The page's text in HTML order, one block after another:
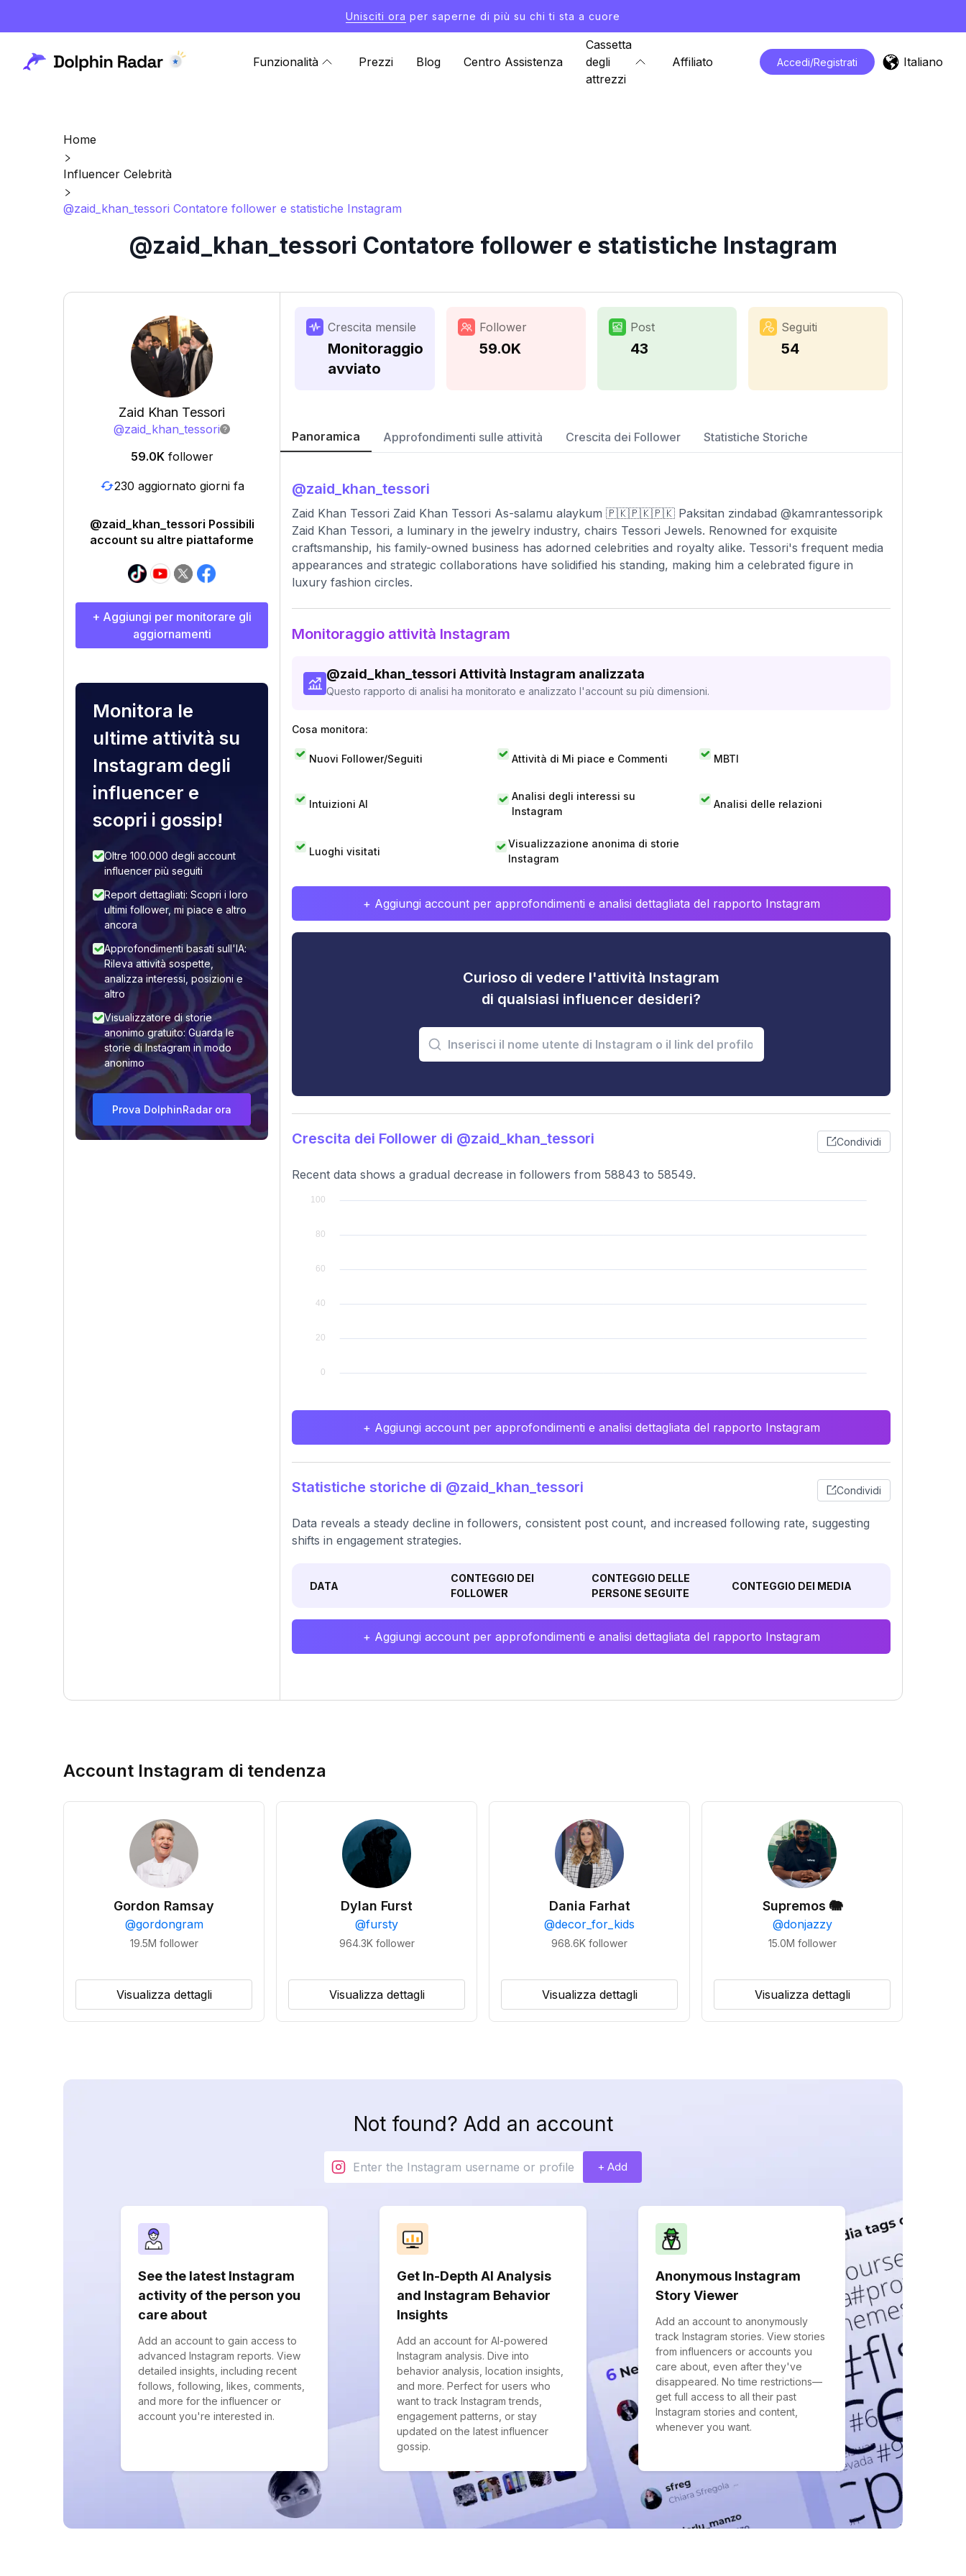
Unisciti ora per saperne di più su chi ti sta a cuore
Funzionalità Prezzi Blog Centro Assistenza
Cassetta
degli
attrezzi
Affiliato Accedi/Registrati Italiano
Home
Influencer Celebrità
@zaid_khan_tessori Contatore follower e statistiche Instagram
@zaid_khan_tessori Contatore follower e statistiche Instagram
Zaid Khan Tessori
@zaid_khan_tessori
59.0K follower
230 aggiornato giorni fa
@zaid_khan_tessori Possibili
account su altre piattaforme
+ Aggiungi per monitorare gli
aggiornamenti
Monitora le
ultime attività su
Instagram degli
influencer e
scopri i gossip!
Oltre 100.000 degli account
influencer più seguiti
Report dettagliati: Scopri i loro
ultimi follower, mi piace e altro
ancora
Approfondimenti basati sull'IA:
Rileva attività sospette,
analizza interessi, posizioni e
altro
Visualizzatore di storie
anonimo gratuito: Guarda le
storie di Instagram in modo
anonimo
Prova DolphinRadar ora
Crescita mensile
Monitoraggio
avviato
Follower
59.0K
Post
43
Seguiti
54
Panoramica Approfondimenti sulle attività Crescita dei Follower Statistiche Storiche
@zaid_khan_tessori
Zaid Khan Tessori Zaid Khan Tessori As-salamu alaykum 🇵🇰🇵🇰🇵🇰 Paksitan zindabad @kamrantessoripk
Zaid Khan Tessori, a luminary in the jewelry industry, chairs Tessori Jewels. Renowned for exquisite
craftsmanship, his family-owned business has adorned celebrities and royalty alike. Tessori's frequent media
appearances and strategic collaborations have solidified his standing, making him a celebrated figure in
luxury fashion circles.
Monitoraggio attività Instagram
@zaid_khan_tessori Attività Instagram analizzata
Questo rapporto di analisi ha monitorato e analizzato l'account su più dimensioni.
Cosa monitora:
Nuovi Follower/Seguiti Attività di Mi piace e Commenti MBTI
Intuizioni AI
Analisi degli interessi su
Instagram
Analisi delle relazioni
Luoghi visitati
Visualizzazione anonima di storie
Instagram
+ Aggiungi account per approfondimenti e analisi dettagliata del rapporto Instagram
Curioso di vedere l'attività Instagram
di qualsiasi influencer desideri?
Crescita dei Follower di @zaid_khan_tessori Condividi
Recent data shows a gradual decrease in followers from 58843 to 58549.
+ Aggiungi account per approfondimenti e analisi dettagliata del rapporto Instagram
Statistiche storiche di @zaid_khan_tessori Condividi
Data reveals a steady decline in followers, consistent post count, and increased following rate, suggesting
shifts in engagement strategies.
DATA
CONTEGGIO DEI
FOLLOWER
CONTEGGIO DELLE
PERSONE SEGUITE
CONTEGGIO DEI MEDIA
+ Aggiungi account per approfondimenti e analisi dettagliata del rapporto Instagram
Account Instagram di tendenza
Gordon Ramsay
@gordongram
19.5M follower
Visualizza dettagli
Dylan Furst
@fursty
964.3K follower
Visualizza dettagli
Dania Farhat
@decor_for_kids
968.6K follower
Visualizza dettagli
Supremos 🐘
@donjazzy
15.0M follower
Visualizza dettagli
Not found? Add an account
+ Add
See the latest Instagram
activity of the person you
care about
Add an account to gain access to
advanced Instagram reports. View
detailed insights, including recent
follows, following, likes, comments,
and more for the influencer or
account you're interested in.
Get In-Depth AI Analysis
and Instagram Behavior
Insights
Add an account for AI-powered
Instagram analysis. Dive into
behavior analysis, location insights,
and more. Perfect for users who
want to track Instagram trends,
engagement patterns, or stay
updated on the latest influencer
gossip.
Anonymous Instagram
Story Viewer
Add an account to anonymously
track Instagram stories. View stories
from influencers or accounts you
care about, even after they've
disappeared. No time restrictions—
get full access to all their past
Instagram stories and content,
whenever you want.